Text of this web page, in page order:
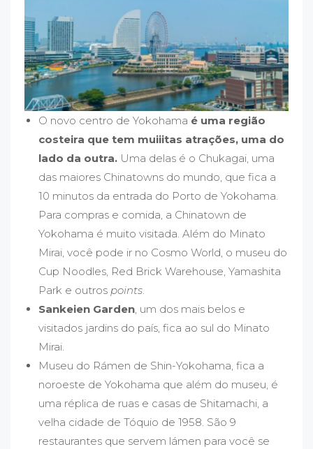
O novo centro de Yokohama é uma região
costeira que tem muiiitas atrações, uma do
lado da outra. Uma delas é o Chukagai, uma
das maiores Chinatowns do mundo, que fica a
10 minutos da entrada do Porto de Yokohama.
Para compras e comida, a Chinatown de
Yokohama é muito visitada. Além do Minato
Mirai, você pode ir no Cosmo World, o museu do
Cup Noodles, Red Brick Warehouse, Yamashita
Park e outros points
Sankeien Garden , um dos mais belos e
visitados jardins do país, fica ao sul do Minato
Mirai.
Museu do Rámen de Shin-Yokohama, fica a
noroeste de Yokohama que além do museu, é
uma réplica de ruas e casas de Shitamachi, a
velha cidade de Tóquio de 1958. São 9
restaurantes que servem lámen para você se